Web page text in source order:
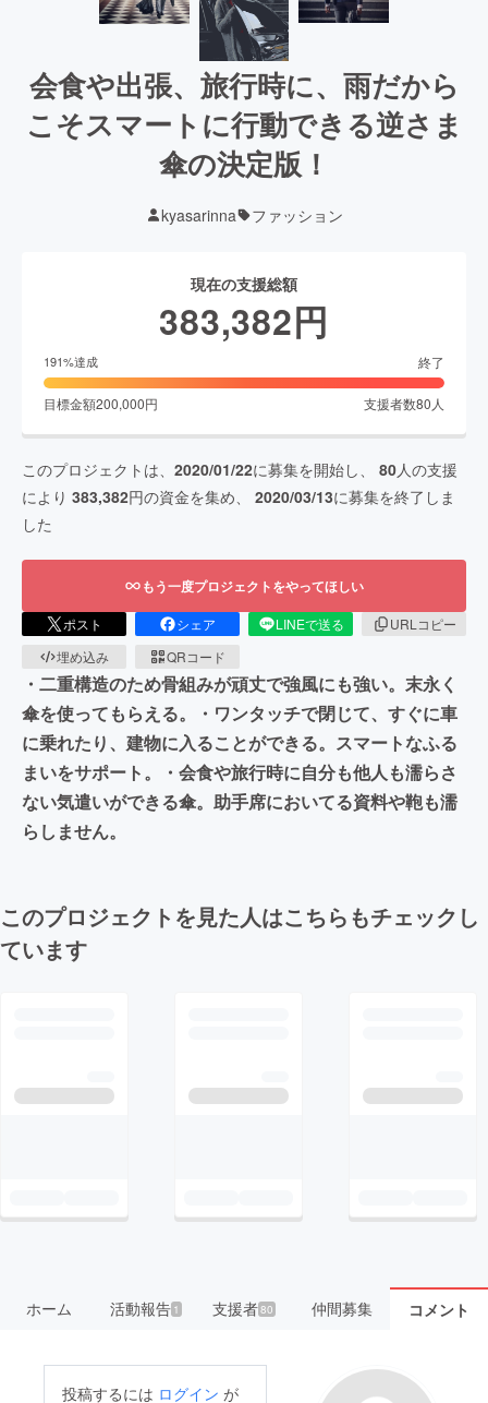
会食や出張、旅行時に、雨だから
こそスマートに行動できる逆さま
傘の決定版！
kyasarinna ファッション
現在の支援総額
383,382円
191%達成 終了
目標金額200,000円 支援者数80 人
このプロジェクトは、 2020/01/22に募集を開始し、 80人の支援
により 383,382円の資金を集め、 2020/03/13に募集を終了しま
した
もう一度プロジェクトをやってほしい
ポスト シェア LINEで送る
URLコピー
埋め込み
QRコード
・二重構造のため骨組みが頑丈で強風にも強い。末永く
傘を使ってもらえる。・ワンタッチで閉じて、すぐに車
に乗れたり、建物に入ることができる。スマートなふる
まいをサポート。・会食や旅行時に自分も他人も濡らさ
ない気遣いができる傘。助手席においてる資料や鞄も濡
らしません。
このプロジェクトを見た人はこちらもチェックし
ています
ホーム 活動報告1 支援者80 仲間募集 コメント
投稿するには ログイン が